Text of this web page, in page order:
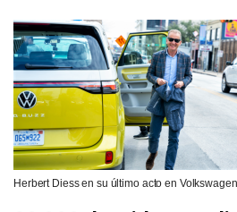
Herbert Diess en su último acto en